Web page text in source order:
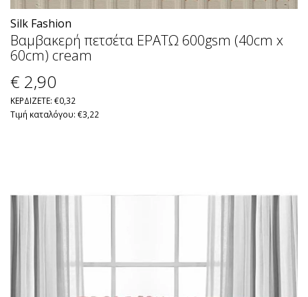
Silk Fashion
Βαμβακερή πετσέτα ΕΡΑΤΩ 600gsm (40cm x
60cm) cream
€ 2,90
ΚΕΡΔΙΖΕΤΕ: €0,32
Τιμή καταλόγου: €3,22